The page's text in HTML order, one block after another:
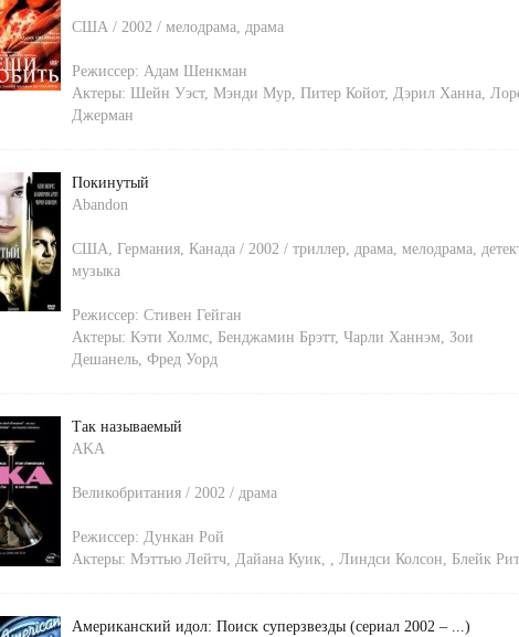
США / 2002 / мелодрама, драма
Режиссер: Адам Шенкман
Актеры: Шейн Уэст, Мэнди Мур, Питер Койот, Дэрил Ханна,
Джерман
Покинутый
Abandon
США, Германия, Канада / 2002 / триллер, драма, мелодрама,
музыка
Режиссер: Стивен Гейган
Актеры: Кэти Холмс, Бенджамин Брэтт, Чарли Ханнэм, Зои
Дешанель, Фред Уорд
Так называемый
AKA
Великобритания / 2002 / драма
Режиссер: Дункан Рой
Актеры: Мэттью Лейтч, Дайана Куик, , Линдси Колсон, Блейк
Американский идол: Поиск суперзвезды (сериал 2002 – ...)